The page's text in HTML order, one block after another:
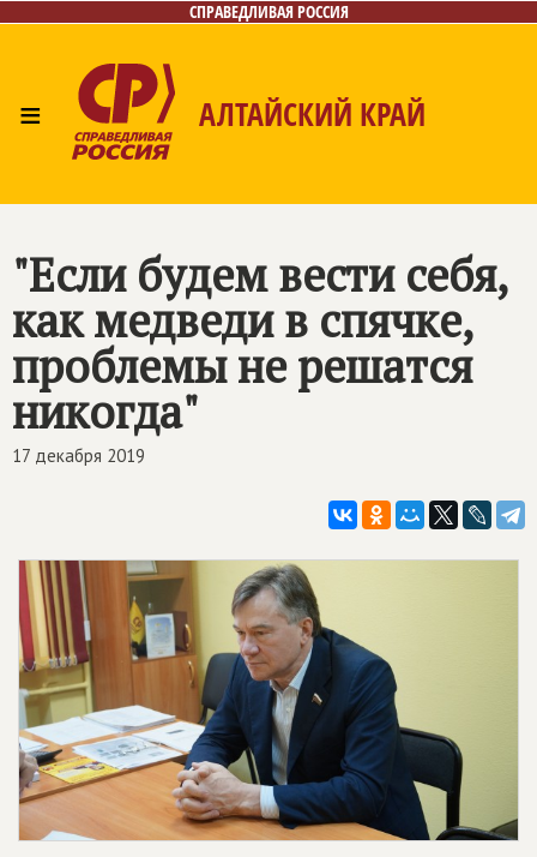
СПРАВЕДЛИВАЯ РОССИЯ
≡ АЛТАЙСКИЙ КРАЙ
"Если будем вести себя,
как медведи в спячке,
проблемы не решатся
никогда"
17 декабря 2019